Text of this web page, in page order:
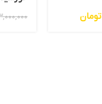
تومان